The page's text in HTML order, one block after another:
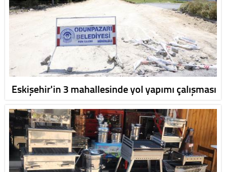
Eskişehir'in 3 mahallesinde yol yapımı çalışması